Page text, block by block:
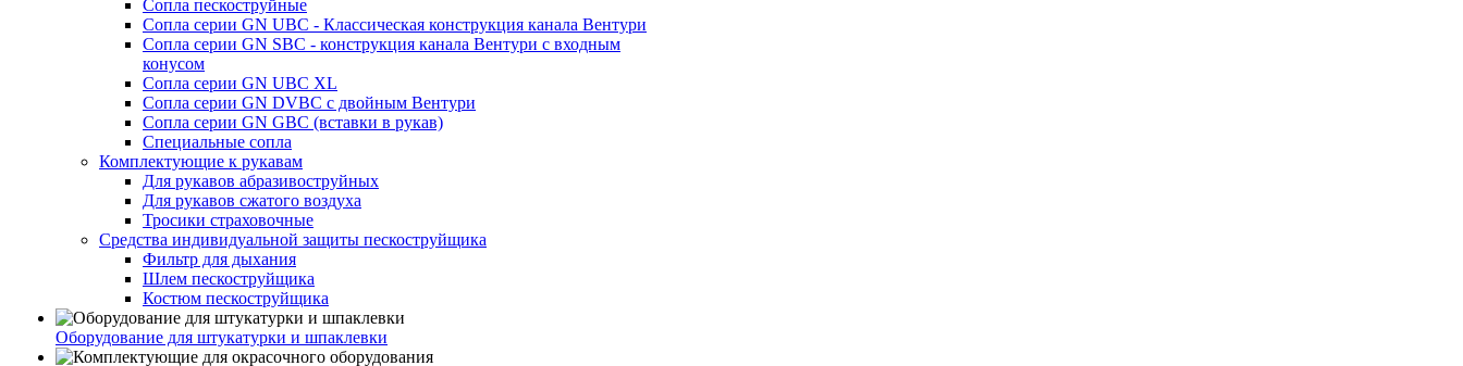
Сопла пескоструйные
Сопла серии GN UBC - Классическая конструкция канала Вентури
Сопла серии GN SBC - конструкция канала Вентури c входным
конусом
Сопла серии GN UBC XL
Сопла серии GN DVBC с двойным Вентури
Сопла серии GN GBC (вставки в рукав)
Специальные сопла
Комплектующие к рукавам
Для рукавов абразивоструйных
Для рукавов сжатого воздуха
Тросики страховочные
Средства индивидуальной защиты пескоструйщика
Фильтр для дыхания
Шлем пескоструйщика
Костюм пескоструйщика
Оборудование для штукатурки и шпаклевки